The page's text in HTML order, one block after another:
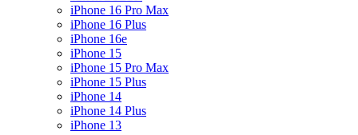
iPhone 16 Pro Max
iPhone 16 Plus
iPhone 16e
iPhone 15
iPhone 15 Pro Max
iPhone 15 Plus
iPhone 14
iPhone 14 Plus
iPhone 13